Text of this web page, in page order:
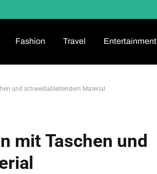
Fashion Travel Entertainment
und schweißableitendem Material
mit Taschen und